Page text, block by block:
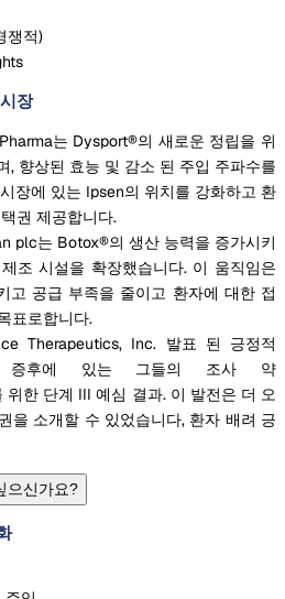
쟁적)
장
는 Dysport®의 새로운 정립을 위
, 향상된 효능 및 감소 된 주입 주파수를
장에 있는 Ipsen의 위치를 강화하고 환
권 제공합니다.
plc는 Botox®의 생산 능력을 증가시키
조 시설을 확장했습니다. 이 움직임은
고 공급 부족을 줄이고 환자에 대한 접
표로합니다.
Therapeutics, Inc. 발표 된 긍정적
증후에 있는 그들의 조사 약
한 단계 III 예심 결과. 이 발전은 더 오
을 소개할 수 있었습니다, 환자 배려 긍
으신가요?